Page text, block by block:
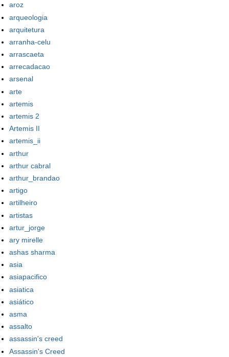
aroz
arqueologia
arquitetura
arranha-celu
arrascaeta
arrecadacao
arsenal
arte
artemis
artemis 2
Artemis II
artemis_ii
arthur
arthur cabral
arthur_brandao
artigo
artilheiro
artistas
artur_jorge
ary mirelle
ashas sharma
asia
asiapacifico
asiatica
asiático
asma
assalto
assassin's creed
Assassin's Creed